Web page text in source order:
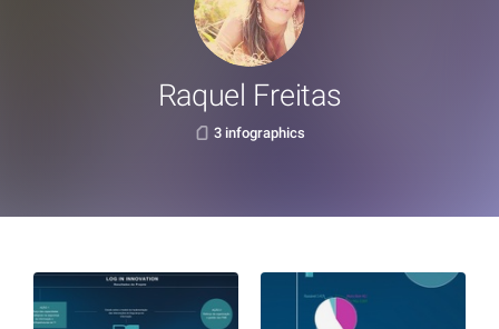
Raquel Freitas
3 infographics